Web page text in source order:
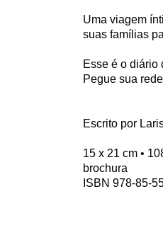
Uma viagem
suas famílias
Esse é o diário
Pegue sua
Escrito por
15 x 21 cm •
brochura
ISBN 978-85-